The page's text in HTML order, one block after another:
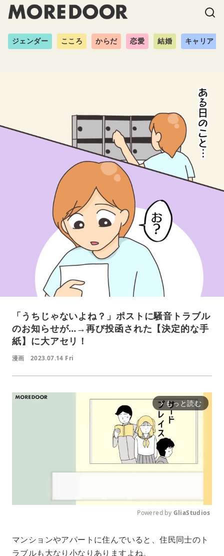
ジェンダー こころ からだ 恋愛 結婚 キャリア
「うちじゃないよね？」ポストに騒音トラブル
のお知らせが…→再び投函された【決定的な手
紙】に大アセリ！
漫画 2023.07.14 Fri
arrow_forward_ios もっと読む
u
Powered by GliaStudios
マンションやアパートに住んでいると、住民同士のト
ラブルも大なり小なりありますよね。